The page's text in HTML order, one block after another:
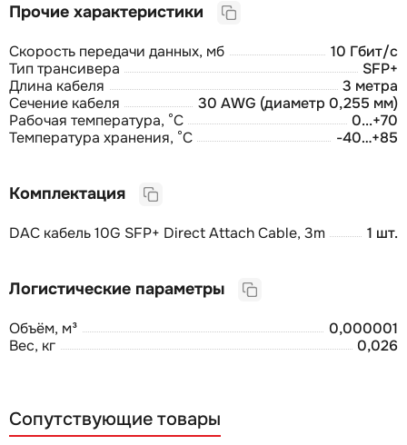
Прочие характеристики
Скорость передачи данных, мб
10 Гбит/с
Тип трансивера
SFP+
Длина кабеля
3 метра
Сечение кабеля
30 AWG (диаметр 0,255 мм)
Рабочая температура, °С
0...+70
Температура хранения, °С
-40…+85
Комплектация
DAC кабель 10G SFP+ Direct Attach Cable, 3m 1 шт.
Логистические параметры
Объём, м³
0,000001
Вес, кг
0,026
Сопутствующие товары